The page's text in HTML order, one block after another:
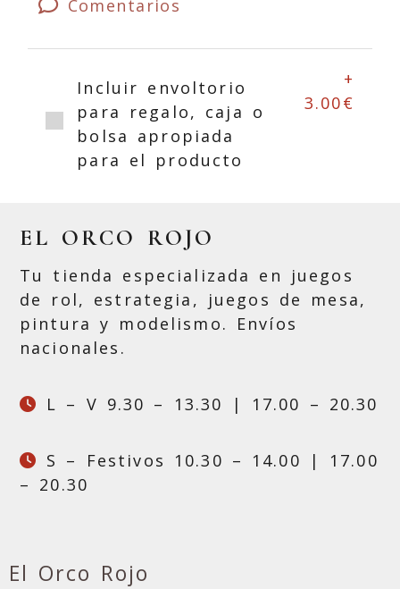
Comentarios
Incluir envoltorio
para regalo, caja o
bolsa apropiada
para el producto
+
3.00€
EL ORCO ROJO
Tu tienda especializada en juegos
de rol, estrategia, juegos de mesa,
pintura y modelismo. Envíos
nacionales.
L – V 9.30 – 13.30 | 17.00 – 20.30
S – Festivos 10.30 – 14.00 | 17.00
– 20.30
El Orco Rojo